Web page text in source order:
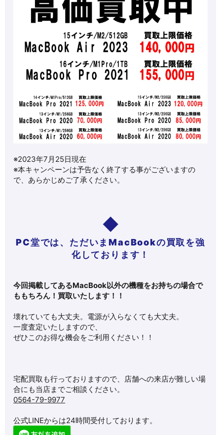
※2023年7月25日現在
※本キャンペーンは予告なく終了する事がございますの
で、あらかじめご了承ください。
PC堂では、ただいまMacBookの買取を強
化しております！
今回掲載してあるMacBook以外の機種をお持ちの場合で
ももちろん！買取いたします！！
壊れていても大丈夫。電源が入らなくても大丈夫。
一度査定いたしますので、
ぜひこのお得な機会をご利用ください！！
宅配買取も行っておりますので、店舗への来店が難しい場
合にも当店までご相談ください。
0564-79-9977
公式LINEからは24時間受付しております。